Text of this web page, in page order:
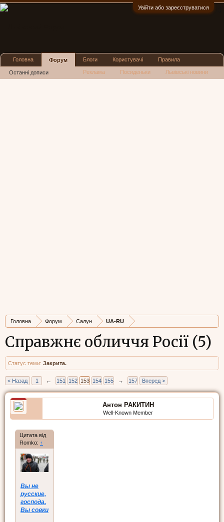
Увійти або зареєструватися
Головна Форум Салун UA-RU
Справжнє обличчя Росії (5)
Статус теми: Закрита.
< Назад 1 ← 151 152 153 154 155 → 157 Вперед >
Антон РАКИТИН
Well-Known Member
Цитата від
Romko: ↑
Вы не
русские,
господа.
Вы совки
Головна Форум
Останні дописи
Блоги Користувачі Правила
Реклама Посиденьки Львівські новини